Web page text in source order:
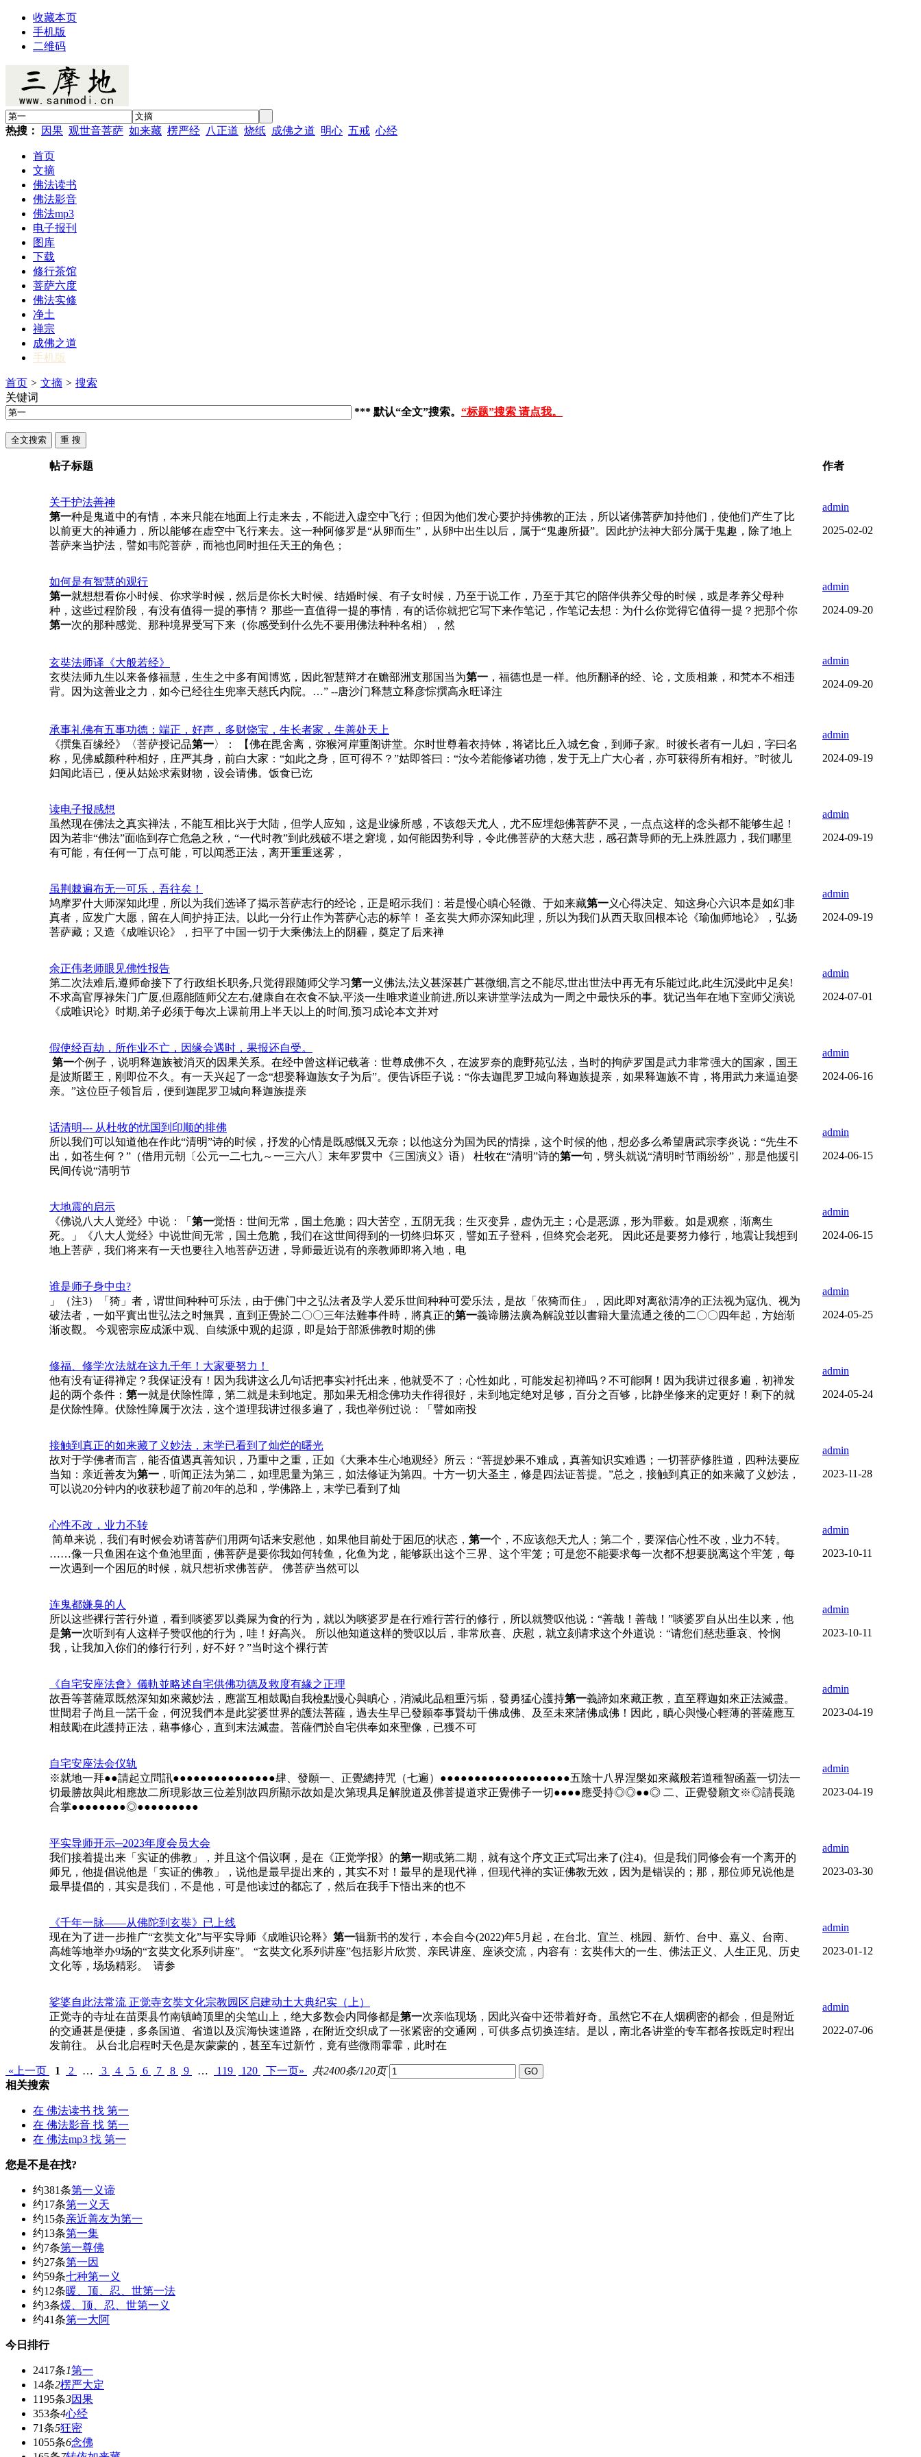
收藏本页
手机版
二维码
热搜： 因果 观世音菩萨 如来藏 楞严经 八正道 烧纸 成佛之道 明心 五戒 心经
首页
文摘
佛法读书
佛法影音
佛法mp3
电子报刊
图库
下载
修行茶馆
菩萨六度
佛法实修
净土
禅宗
成佛之道
手机版
首页 > 文摘 > 搜索
关键词
*** 默认“全文”搜索。 “标题”搜索 请点我。
帖子标题 作者
关于护法善神
第一种是鬼道中的有情，本来只能在地面上行走来去，不能进入虚空中飞行；但因为他们发心要护持佛教的正法，所以诸佛菩萨加持他们，使他们产生了比
以前更大的神通力，所以能够在虚空中飞行来去。这一种阿修罗是“从卵而生”，从卵中出生以后，属于“鬼趣所摄”。因此护法神大部分属于鬼趣，除了地上
菩萨来当护法，譬如韦陀菩萨，而祂也同时担任天王的角色；
admin
2025-02-02
如何是有智慧的观行
第一就想想看你小时候、你求学时候，然后是你长大时候、结婚时候、有子女时候，乃至于说工作，乃至于其它的陪伴供养父母的时候，或是孝养父母种
种，这些过程阶段，有没有值得一提的事情？ 那些一直值得一提的事情，有的话你就把它写下来作笔记，作笔记去想：为什么你觉得它值得一提？把那个你
第一次的那种感觉、那种境界受写下来（你感受到什么先不要用佛法种种名相），然
admin
2024-09-20
玄奘法师译《大般若经》
玄奘法师九生以来备修福慧，生生之中多有闻博览，因此智慧辩才在赡部洲支那国当为第一 ，福德也是一样。他所翻译的经、论，文质相兼，和梵本不相违
背。因为这善业之力，如今已经往生兜率天慈氏内院。…” --唐沙门释慧立释彦悰撰高永旺译注
admin
2024-09-20
承事礼佛有五事功德：端正，好声，多财饶宝，生长者家，生善处天上
《撰集百缘经》〈菩萨授记品第一〉： 【佛在毘舍离，弥猴河岸重阁讲堂。尔时世尊着衣持钵，将诸比丘入城乞食，到师子家。时彼长者有一儿妇，字曰名
称，见佛威颜种种相好，庄严其身，前白大家：“如此之身，叵可得不？”姑即答曰：“汝今若能修诸功德，发于无上广大心者，亦可获得所有相好。”时彼儿
妇闻此语已，便从姑妐求索财物，设会请佛。饭食已讫
admin
2024-09-19
读电子报感想
虽然现在佛法之真实禅法，不能互相比兴于大陆，但学人应知，这是业缘所感，不该怨天尤人，尤不应埋怨佛菩萨不灵，一点点这样的念头都不能够生起！
因为若非“佛法”面临到存亡危急之秋，“一代时教”到此残破不堪之窘境，如何能因势利导，令此佛菩萨的大慈大悲，感召萧导师的无上殊胜愿力，我们哪里
有可能，有任何一丁点可能，可以闻悉正法，离开重重迷雾，
admin
2024-09-19
虽荆棘遍布无一可乐，吾往矣！
鸠摩罗什大师深知此理，所以为我们选译了揭示菩萨志行的经论，正是昭示我们：若是慢心瞋心轻微、于如来藏第一义心得决定、知这身心六识本是如幻非
真者，应发广大愿，留在人间护持正法。以此一分行止作为菩萨心志的标竿！ 圣玄奘大师亦深知此理，所以为我们从西天取回根本论《瑜伽师地论》，弘扬
菩萨藏；又造《成唯识论》，扫平了中国一切于大乘佛法上的阴霾，奠定了后来禅
admin
2024-09-19
余正伟老师眼见佛性报告
第二次法难后,遵师命接下了行政组长职务,只觉得跟随师父学习第一义佛法,法义甚深甚广甚微细,言之不能尽,世出世法中再无有乐能过此,此生沉浸此中足矣!
不求高官厚禄朱门广厦,但愿能随师父左右,健康自在衣食不缺,平淡一生唯求道业前进,所以来讲堂学法成为一周之中最快乐的事。犹记当年在地下室师父演说
《成唯识论》时期,弟子必须于每次上课前用上半天以上的时间,预习成论本文并对
admin
2024-07-01
假使经百劫，所作业不亡，因缘会遇时，果报还自受。
第一个例子，说明释迦族被消灭的因果关系。在经中曾这样记载著：世尊成佛不久，在波罗奈的鹿野苑弘法，当时的拘萨罗国是武力非常强大的国家，国王
是波斯匿王，刚即位不久。有一天兴起了一念“想娶释迦族女子为后”。便告诉臣子说：“你去迦毘罗卫城向释迦族提亲，如果释迦族不肯，将用武力来逼迫娶
亲。”这位臣子领旨后，便到迦毘罗卫城向释迦族提亲
admin
2024-06-16
话清明--- 从杜牧的忧国到印顺的排佛
所以我们可以知道他在作此“清明”诗的时候，抒发的心情是既感慨又无奈；以他这分为国为民的情操，这个时候的他，想必多么希望唐武宗李炎说：“先生不
出，如苍生何？”（借用元朝〔公元一二七九～一三六八〕末年罗贯中《三国演义》语） 杜牧在“清明”诗的第一句，劈头就说“清明时节雨纷纷”，那是他援引
民间传说“清明节
admin
2024-06-15
大地震的启示
《佛说八大人觉经》中说：「 第一觉悟：世间无常，国土危脆；四大苦空，五阴无我；生灭变异，虚伪无主；心是恶源，形为罪薮。如是观察，渐离生
死。」《八大人觉经》中说世间无常，国土危脆，我们在这世间得到的一切终归坏灭，譬如五子登科，但终究会老死。 因此还是要努力修行，地震让我想到
地上菩萨，我们将来有一天也要往入地菩萨迈进，导师最近说有的亲教师即将入地，电
admin
2024-06-15
谁是师子身中虫?
」（注3）「猗」者，谓世间种种可乐法，由于佛门中之弘法者及学人爱乐世间种种可爱乐法，是故「依猗而住」，因此即对离欲清净的正法视为寇仇、视为
破法者，一如平實出世弘法之时無異，直到正覺於二〇〇三年法難事件時，將真正的第一義谛勝法廣為解說並以書籍大量流通之後的二〇〇四年起，方始渐
渐改觀。 今观密宗应成派中观、自续派中观的起源，即是始于部派佛教时期的佛
admin
2024-05-25
修福、修学次法就在这九千年！大家要努力！
他有没有证得禅定？我保证没有！因为我讲这么几句话把事实衬托出来，他就受不了；心性如此，可能发起初禅吗？不可能啊！因为我讲过很多遍，初禅发
起的两个条件： 第一就是伏除性障，第二就是未到地定。那如果无相念佛功夫作得很好，未到地定绝对足够，百分之百够，比静坐修来的定更好！剩下的就
是伏除性障。伏除性障属于次法，这个道理我讲过很多遍了，我也举例过说：「譬如南投
admin
2024-05-24
接触到真正的如来藏了义妙法，末学已看到了灿烂的曙光
故对于学佛者而言，能否值遇真善知识，乃重中之重，正如《大乘本生心地观经》所云：“菩提妙果不难成，真善知识实难遇；一切菩萨修胜道，四种法要应
当知：亲近善友为第一 ，听闻正法为第二，如理思量为第三，如法修证为第四。十方一切大圣主，修是四法证菩提。”总之，接触到真正的如来藏了义妙法，
可以说20分钟内的收获秒超了前20年的总和，学佛路上，末学已看到了灿
admin
2023-11-28
心性不改，业力不转
简单来说，我们有时候会劝请菩萨们用两句话来安慰他，如果他目前处于困厄的状态， 第一个，不应该怨天尤人；第二个，要深信心性不改，业力不转。
……像一只鱼困在这个鱼池里面，佛菩萨是要你我如何转鱼，化鱼为龙，能够跃出这个三界、这个牢笼；可是您不能要求每一次都不想要脱离这个牢笼，每
一次遇到一个困厄的时候，就只想祈求佛菩萨。 佛菩萨当然可以
admin
2023-10-11
连鬼都嫌臭的人
所以这些裸行苦行外道，看到啖婆罗以粪屎为食的行为，就以为啖婆罗是在行难行苦行的修行，所以就赞叹他说：“善哉！善哉！”啖婆罗自从出生以来，他
是第一次听到有人这样子赞叹他的行为，哇！好高兴。 所以他知道这样的赞叹以后，非常欣喜、庆慰，就立刻请求这个外道说：“请您们慈悲垂哀、怜悯
我，让我加入你们的修行行列，好不好？”当时这个裸行苦
admin
2023-10-11
《自宅安座法會》儀軌並略述自宅供佛功德及救度有緣之正理
故吾等菩薩眾既然深知如來藏妙法，應當互相鼓勵自我檢點慢心與瞋心，消減此品粗重污垢，發勇猛心護持第一義諦如來藏正教，直至釋迦如來正法滅盡。
世間君子尚且一諾千金，何況我們本是此娑婆世界的護法菩薩，過去生早已發願奉事賢劫千佛成佛、及至未來諸佛成佛！因此，瞋心與慢心輕薄的菩薩應互
相鼓勵在此護持正法，藉事修心，直到末法滅盡。菩薩們於自宅供奉如來聖像，已獲不可
admin
2023-04-19
自宅安座法会仪轨
※就地一拜●●請起立問訊●●●●●●●●●●●●●●●肆、發願一、正覺總持咒（七遍）●●●●●●●●●●●●●●●●●●●五陰十八界涅槃如來藏般若道種智函蓋一切法一
切最勝故與此相應故二所現影故三位差別故四所顯示故如是次第現具足解脫道及佛菩提道求正覺佛子一切●●●●應受持◎◎●●◎ 二、正覺發願文※◎請長跪
合掌●●●●●●●●◎●●●●●●●●●
admin
2023-04-19
平实导师开示─2023年度会员大会
我们接着提出来「实证的佛教」，并且这个倡议啊，是在《正觉学报》的第一期或第二期，就有这个序文正式写出来了(注4)。但是我们同修会有一个离开的
师兄，他提倡说他是「实证的佛教」，说他是最早提出来的，其实不对！最早的是现代禅，但现代禅的实证佛教无效，因为是错误的；那，那位师兄说他是
最早提倡的，其实是我们，不是他，可是他读过的都忘了，然后在我手下悟出来的也不
admin
2023-03-30
《千年一脉——从佛陀到玄奘》已上线
现在为了进一步推广“玄奘文化”与平实导师《成唯识论释》 第一辑新书的发行，本会自今(2022)年5月起，在台北、宜兰、桃园、新竹、台中、嘉义、台南、
高雄等地举办9场的“玄奘文化系列讲座”。 “玄奘文化系列讲座”包括影片欣赏、亲民讲座、座谈交流，内容有：玄奘伟大的一生、佛法正义、人生正见、历史
文化等，场场精彩。 请参
admin
2023-01-12
娑婆自此法常流 正觉寺玄奘文化宗教园区启建动土大典纪实（上）
正觉寺的寺址在苗栗县竹南镇崎顶里的尖笔山上，绝大多数会内同修都是第一次亲临现场，因此兴奋中还带着好奇。虽然它不在人烟稠密的都会，但是附近
的交通甚是便捷，多条国道、省道以及滨海快速道路，在附近交织成了一张紧密的交通网，可供多点切换连结。是以，南北各讲堂的专车都各按既定时程出
发前往。 从台北启程时天色是灰蒙蒙的，甚至车过新竹，竟有些微雨霏霏，此时在
admin
2022-07-06
«上一页 1 2 … 3 4 5 6 7 8 9 … 119 120 下一页»
共2400条/120页
相关搜索
在 佛法读书 找 第一
在 佛法影音 找 第一
在 佛法mp3 找 第一
您是不是在找?
约381条第一义谛
约17条第一义天
约15条亲近善友为第一
约13条第一集
约7条第一尊佛
约27条第一因
约59条七种第一义
约12条暖、顶、忍、世第一法
约3条煖、顶、忍、世第一义
约41条第一大阿
今日排行
2417条1第一
14条2楞严大定
1195条3因果
353条4心经
71条5狂密
1055条6念佛